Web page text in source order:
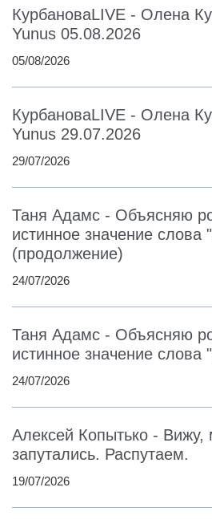
КурбановаLIVE - Олена
Yunus 05.08.2026
05/08/2026
КурбановаLIVE - Олена
Yunus 29.07.2026
29/07/2026
Таня Адамс - Объясняю
истинное значение слова
(продолжение)
24/07/2026
Таня Адамс - Объясняю
истинное значение слова
24/07/2026
Алексей Копытько - Вижу,
запутались. Распутаем.
19/07/2026